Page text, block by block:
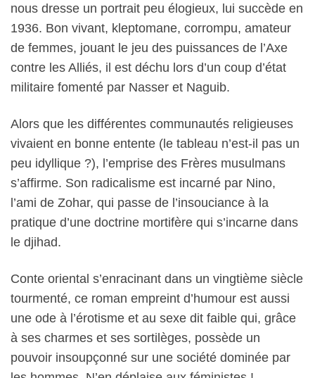
nous dresse un portrait peu élogieux, lui succède en
1936. Bon vivant, kleptomane, corrompu, amateur
de femmes, jouant le jeu des puissances de l’Axe
contre les Alliés, il est déchu lors d’un coup d’état
militaire fomenté par Nasser et Naguib.
Alors que les différentes communautés religieuses
vivaient en bonne entente (le tableau n’est-il pas un
peu idyllique ?), l’emprise des Frères musulmans
s’affirme. Son radicalisme est incarné par Nino,
l’ami de Zohar, qui passe de l’insouciance à la
pratique d’une doctrine mortifère qui s’incarne dans
le djihad.
Conte oriental s’enracinant dans un vingtième siècle
tourmenté, ce roman empreint d’humour est aussi
une ode à l’érotisme et au sexe dit faible qui, grâce
à ses charmes et ses sortilèges, possède un
pouvoir insoupçonné sur une société dominée par